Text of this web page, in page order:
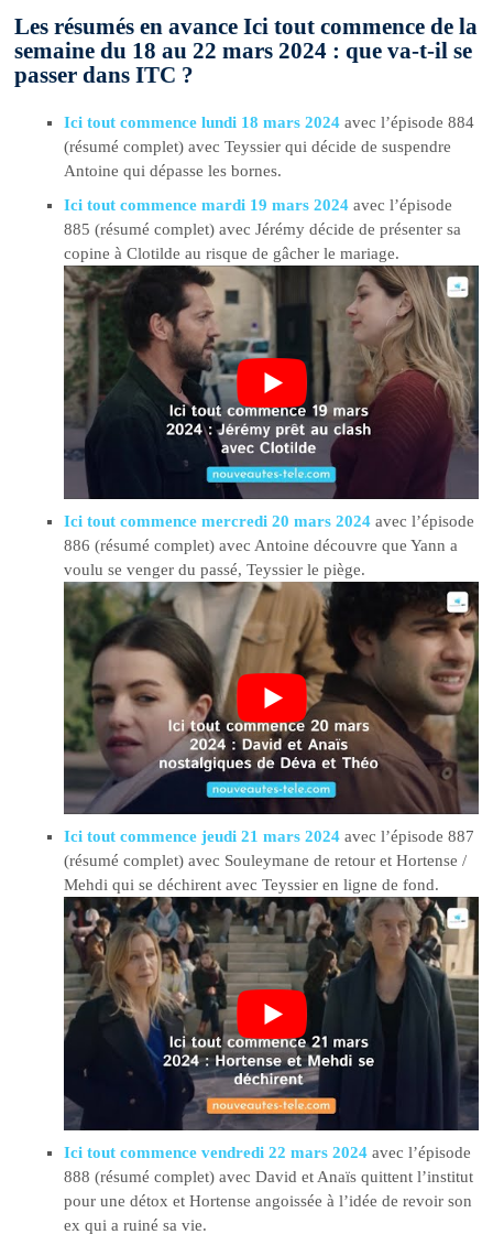
Les résumés en avance Ici tout commence de la
semaine du 18 au 22 mars 2024 : que va-t-il se
passer dans ITC ?
Ici tout commence lundi 18 mars 2024 avec l’épisode 884
(résumé complet) avec Teyssier qui décide de suspendre
Antoine qui dépasse les bornes.
Ici tout commence mardi 19 mars 2024 avec l’épisode
885 (résumé complet) avec Jérémy décide de présenter sa
copine à Clotilde au risque de gâcher le mariage.
Ici tout commence mercredi 20 mars 2024 avec l’épisode
886 (résumé complet) avec Antoine découvre que Yann a
voulu se venger du passé, Teyssier le piège.
Ici tout commence jeudi 21 mars 2024 avec l’épisode 887
(résumé complet) avec Souleymane de retour et Hortense /
Mehdi qui se déchirent avec Teyssier en ligne de fond.
Ici tout commence vendredi 22 mars 2024 avec l’épisode
888 (résumé complet) avec David et Anaïs quittent l’institut
pour une détox et Hortense angoissée à l’idée de revoir son
ex qui a ruiné sa vie.